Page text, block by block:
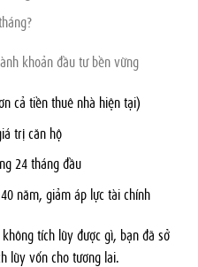
khoản đầu tư bền vững
cả tiền thuê nhà hiện tại)
trị căn hộ
24 tháng đầu
năm, giảm áp lực tài chính
tích lũy được gì, bạn đã sở
lũy vốn cho tương lai.